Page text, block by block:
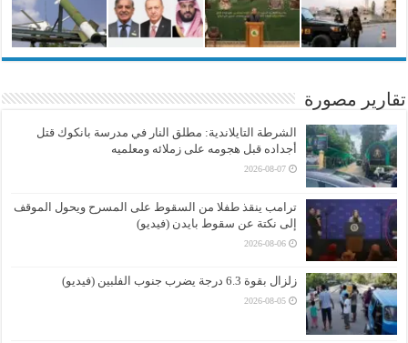
تقارير مصورة
الشرطة التايلاندية: مطلق النار في مدرسة بانكوك قتل
أجداده قبل هجومه على زملائه ومعلميه
2026-08-07
ترامب ينقذ طفلا من السقوط على المسرح ويحول الموقف
إلى نكتة عن سقوط بايدن (فيديو)
2026-08-06
زلزال بقوة 6.3 درجة يضرب جنوب الفلبين (فيديو)
2026-08-05